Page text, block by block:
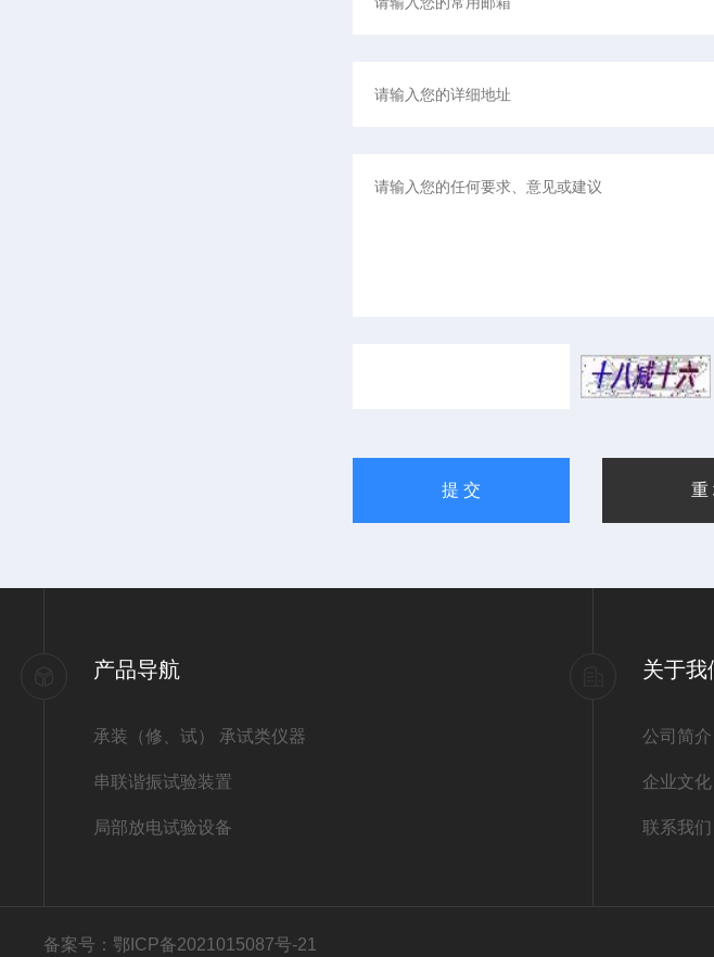
产品导航
承装（修、试） 承试类仪器
串联谐振试验装置
局部放电试验设备
关于我
公司简介
企业文化
联系我们
备案号：鄂ICP备2021015087号-21